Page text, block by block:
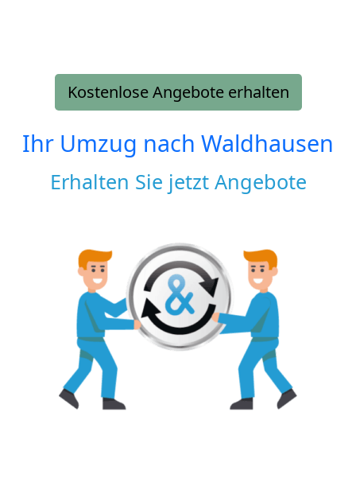
Kostenlose Angebote erhalten
Ihr Umzug nach Waldhausen
Erhalten Sie jetzt Angebote